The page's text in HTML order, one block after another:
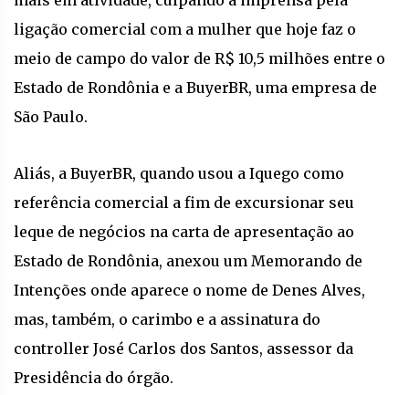
ligação comercial com a mulher que hoje faz o
meio de campo do valor de R$ 10,5 milhões entre o
Estado de Rondônia e a BuyerBR, uma empresa de
São Paulo.
Aliás, a BuyerBR, quando usou a Iquego como
referência comercial a fim de excursionar seu
leque de negócios na carta de apresentação ao
Estado de Rondônia, anexou um Memorando de
Intenções onde aparece o nome de Denes Alves,
mas, também, o carimbo e a assinatura do
controller José Carlos dos Santos, assessor da
Presidência do órgão.